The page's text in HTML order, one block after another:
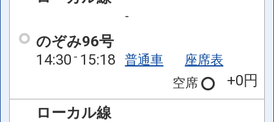
-
のぞみ96号
14:30 15:18 普通車
座席表
空席
+0円
ローカル線